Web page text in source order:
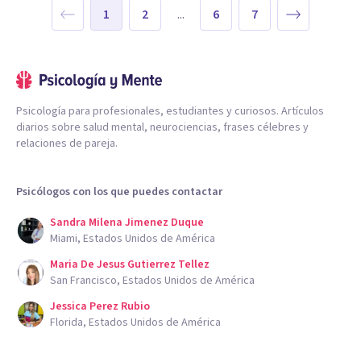
1 2 ... 6 7
Psicología para profesionales, estudiantes y curiosos. Artículos
diarios sobre salud mental, neurociencias, frases célebres y
relaciones de pareja.
Psicólogos con los que puedes contactar
Sandra Milena Jimenez Duque
Miami, Estados Unidos de América
Maria De Jesus Gutierrez Tellez
San Francisco, Estados Unidos de América
Jessica Perez Rubio
Florida, Estados Unidos de América